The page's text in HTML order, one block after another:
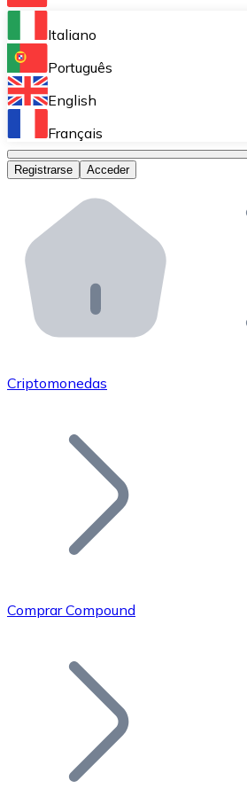
Bitnovo Ramp
Integra nuestra solución en tu
Bitnovo Giftcards
Bitnovo OTC
Bitnovo ATM
Integra un ATM Bitnovo en tu
Bitnovo API
Integra nuestra API en tu
Únete a nuestra red de
Añade tu proyecto a nuestro
Bitcoin
Italiano
Português
English
Français
Registrarse Acceder
Criptomonedas
Comprar Compound